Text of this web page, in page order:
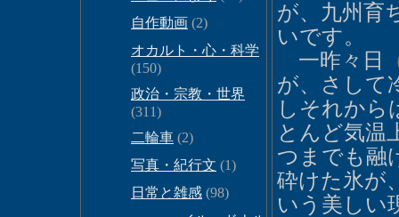
自作動画 (2)
オカルト・心・科学
(150)
政治・宗教・世界
(311)
二輪車 (2)
写真・紀行文 (1)
日常と雑感 (98)
が、九州育
いです。
一昨々日
が、さして
しそれから
とんど気温
つまでも融
砕けた氷が
いう美しい